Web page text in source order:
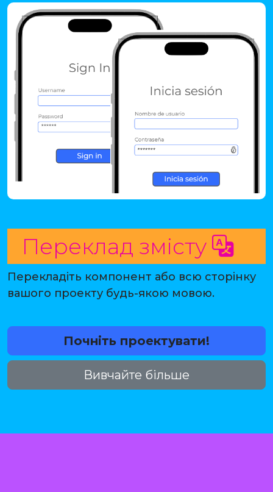
Переклад змісту
Перекладіть компонент або всю сторінку
вашого проекту будь-якою мовою.
Почніть проектувати!
Вивчайте більше